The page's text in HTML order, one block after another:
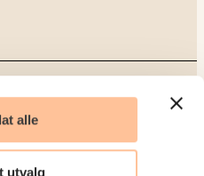
alle
utvalg